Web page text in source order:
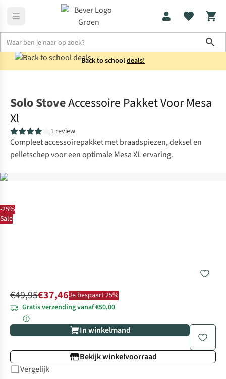
Back to schooldeals!
-25%
Sale
Solo StoveAccessoire Pakket Voor Mesa
Xl
1 review
Compleet accessoirepakket met braadspiezen, deksel en
pelletschep voor een optimale Mesa XL ervaring.
€49,95€37,46Je bespaart 25%
Gratis verzending vanaf €50,00
In winkelmand
Bekijk winkelvoorraad
Vergelijk